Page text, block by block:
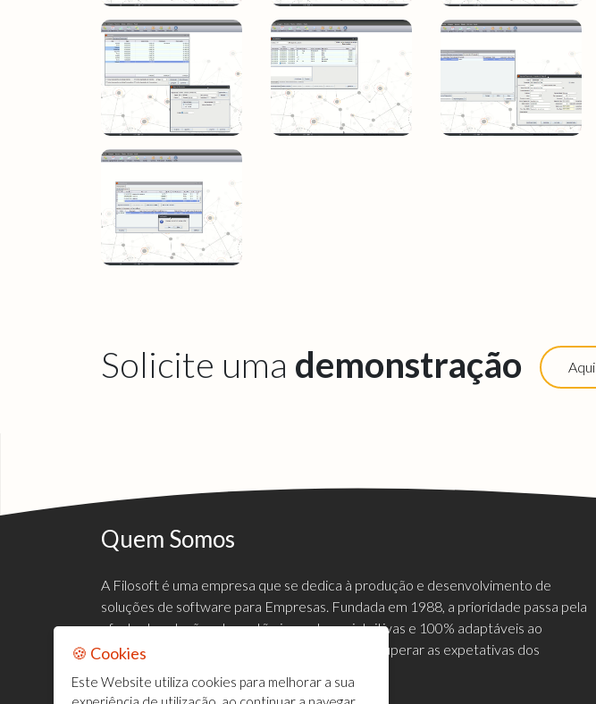
Solicite uma demonstração Aqui
Quem Somos
A Filosoft é uma empresa que se dedica à produção e desenvolvimento de
soluções de software para Empresas. Fundada em 1988, a prioridade passa pela
oferta de soluções de gestão inovadoras, intuitivas e 100% adaptáveis ao
mercado empresarial, de forma a satisfazer e superar as expetativas dos
🍪 Cookies
Este Website utiliza cookies para melhorar a sua